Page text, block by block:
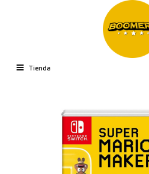
Tienda